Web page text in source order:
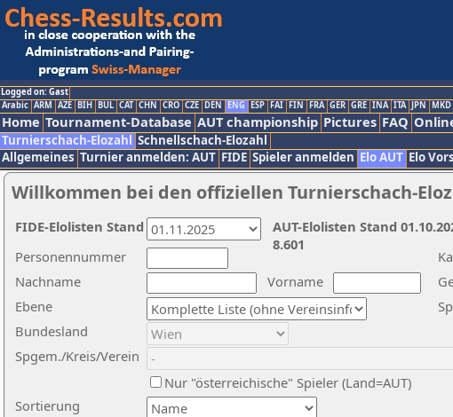
Logged on: Gast
Arabic ARM AZE BIH BUL CAT CHN CRO CZE DEN ENG ESP FAI FIN FRA GER GRE INA ITA JPN MKD
Home Tournament-Database AUT championship Pictures FAQ
Turnierschach-Elozahl Schnellschach-Elozahl
Allgemeines Turnier anmelden: AUT FIDE Spieler anmelden Elo AUT Elo
Willkommen bei den offiziellen Turnierschach-
Nachname
Vorname
Ebene
Sortierung
Personennummer
Bundesland
Spgem./Kreis/Verein
Nur "österreichische" Spieler (Land=AUT)
AUT-Elolisten Stand
8.601
FIDE-Elolisten Stand